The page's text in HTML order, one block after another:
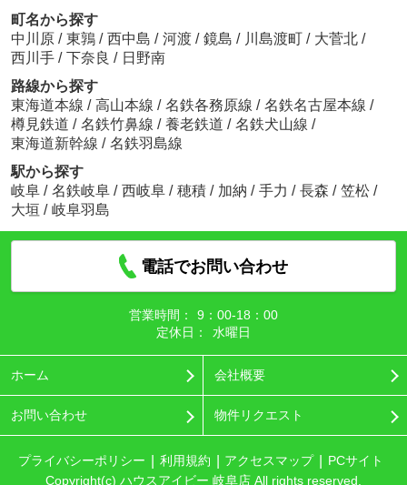
町名から探す
中川原 / 東鶉 / 西中島 / 河渡 / 鏡島 / 川島渡町 / 大菅北 /
西川手 / 下奈良 / 日野南
路線から探す
東海道本線 / 高山本線 / 名鉄各務原線 / 名鉄名古屋本線 /
樽見鉄道 / 名鉄竹鼻線 / 養老鉄道 / 名鉄犬山線 /
東海道新幹線 / 名鉄羽島線
駅から探す
岐阜 / 名鉄岐阜 / 西岐阜 / 穂積 / 加納 / 手力 / 長森 / 笠松 /
大垣 / 岐阜羽島
電話でお問い合わせ
営業時間：
9：00‐18：00
定休日：
水曜日
ホーム 会社概要
お問い合わせ 物件リクエスト
プライバシーポリシー 利用規約 アクセスマップ
PCサイト
Copyright(c) ハウスアイビー 岐阜店 All rights reserved.